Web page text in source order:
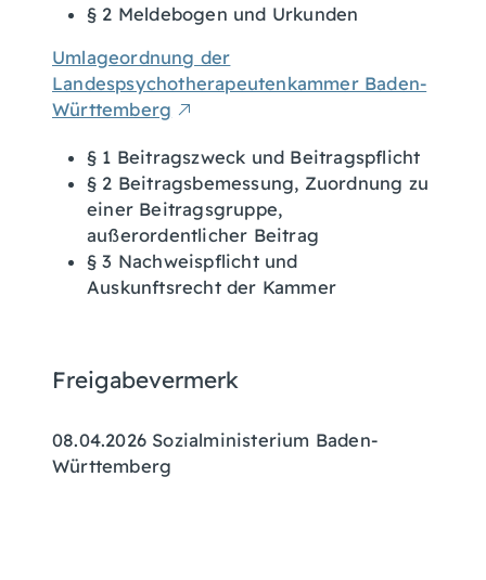
§ 2 Meldebogen und Urkunden
Umlageordnung der
Landespsychotherapeutenkammer Baden-
Württemberg
§ 1 Beitragszweck und Beitragspflicht
§ 2 Beitragsbemessung, Zuordnung zu
einer Beitragsgruppe,
außerordentlicher Beitrag
§ 3 Nachweispflicht und
Auskunftsrecht der Kammer
Freigabevermerk
08.04.2026 Sozialministerium Baden-
Württemberg